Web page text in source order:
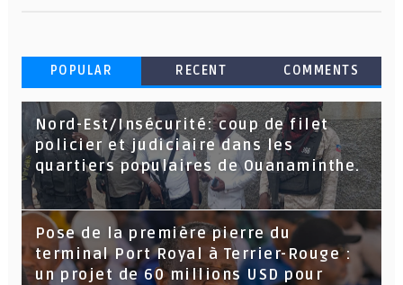
POPULAR RECENT COMMENTS
Nord-Est/Insécurité: coup de filet
policier et judiciaire dans les
quartiers populaires de Ouanaminthe.
Pose de la première pierre du
terminal Port Royal à Terrier-Rouge :
un projet de 60 millions USD pour